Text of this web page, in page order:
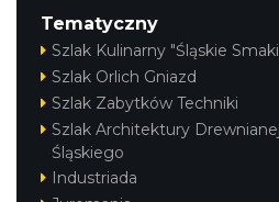
Tematyczny
Szlak Kulinarny "Śląskie
Szlak Orlich Gniazd
Szlak Zabytków Techniki
Szlak Architektury
Śląskiego
Industriada